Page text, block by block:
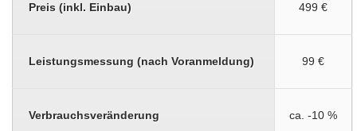
Preis (inkl. Einbau) 499 €
Leistungsmessung (nach Voranmeldung) 99 €
Verbrauchsveränderung ca. -10 %